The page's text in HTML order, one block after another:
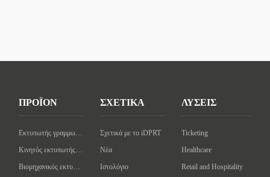
ΠΡΟΪΟΝ ΣΧΕΤΙΚΑ
Σχετικά με το iDPRT
Νέα
Ιστολόγιο
ΛΥΣΕΙΣ
Ticketing
Healthcare
Retail and Hospitality